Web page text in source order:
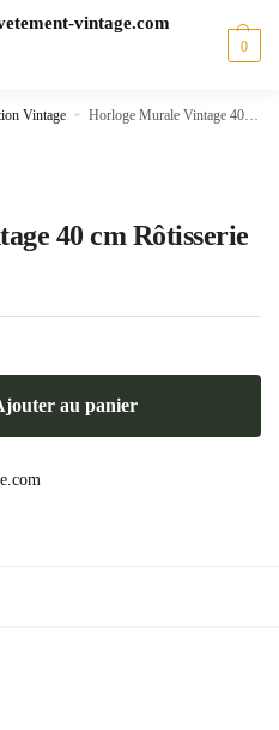
0
Vintage » Horloge Murale Vintage 40 cm Rôtisserie
40 cm Rôtisserie
au panier